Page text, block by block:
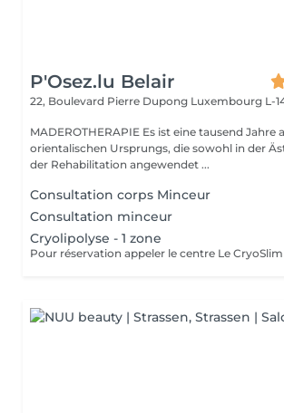
P'Osez.lu Belair
22, Boulevard Pierre Dupong Luxembourg L-
MADEROTHERAPIE Es ist eine tausend Jahre alte Technik
orientalischen Ursprungs, die sowohl in der
der Rehabilitation angewendet ...
Consultation corps Minceur
Consultation minceur
Cryolipolyse - 1 zone